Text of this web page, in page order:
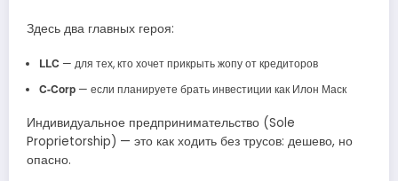
Здесь два главных героя:
LLC — для тех, кто хочет прикрыть жопу от кредиторов
C-Corp— если планируете брать инвестиции как Илон Маск
Индивидуальное предпринимательство (Sole
Proprietorship) — это как ходить без трусов: дешево, но
опасно.